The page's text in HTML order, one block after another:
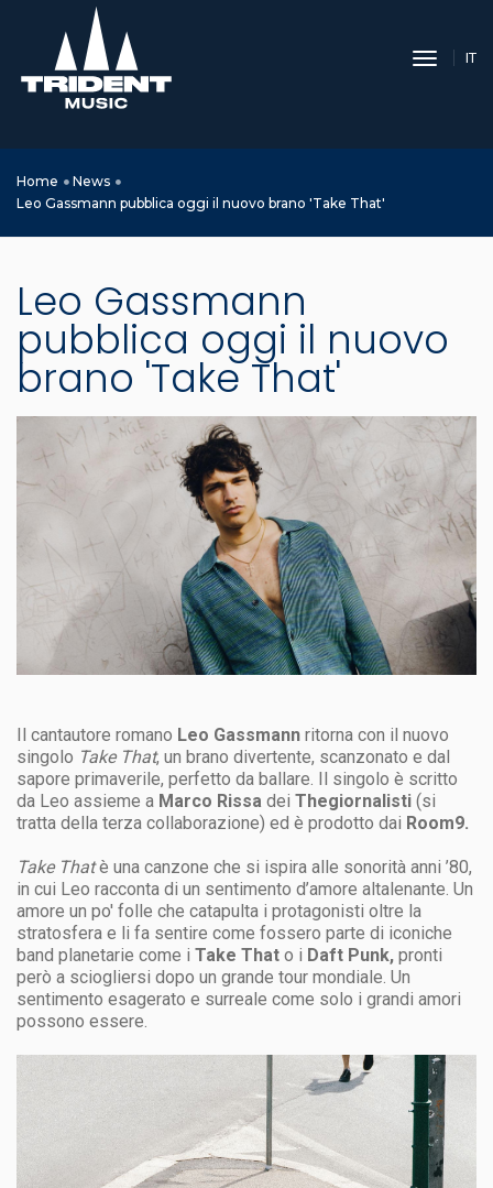
toggle
IT
Home
News
Leo Gassmann pubblica oggi il nuovo brano 'Take That'
Leo Gassmann
pubblica oggi il nuovo
brano 'Take That'
Il cantautore romano Leo Gassmann ritorna con il nuovo
singolo Take That, un brano divertente, scanzonato e dal
sapore primaverile, perfetto da ballare. Il singolo è scritto
da Leo assieme a Marco Rissa dei Thegiornalisti (si
tratta della terza collaborazione) ed è prodotto dai Room9.
Take Thatè una canzone che si ispira alle sonorità anni ’80,
in cui Leo racconta di un sentimento d’amore altalenante. Un
amore un po' folle che catapulta i protagonisti oltre la
stratosfera e li fa sentire come fossero parte di iconiche
band planetarie come i Take That o i Daft Punk, pronti
però a sciogliersi dopo un grande tour mondiale. Un
sentimento esagerato e surreale come solo i grandi amori
possono essere.